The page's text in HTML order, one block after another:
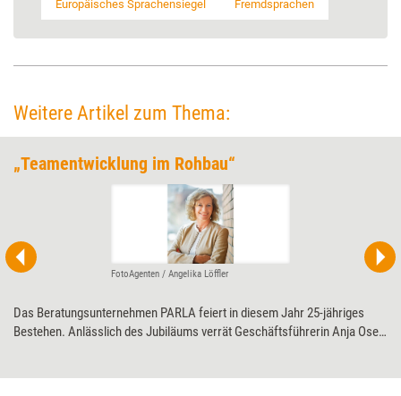
Europäisches Sprachensiegel Fremdsprachen
Weitere Artikel zum Thema:
„Teamentwicklung im Rohbau“
FotoAgenten / Angelika Löffler
Das Beratungsunternehmen PARLA feiert in diesem Jahr 25-jähriges
Bestehen. Anlässlich des Jubiläums verrät Geschäftsführerin Anja Oser